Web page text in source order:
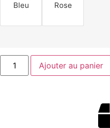
Bleu Rose
Ajouter au panier